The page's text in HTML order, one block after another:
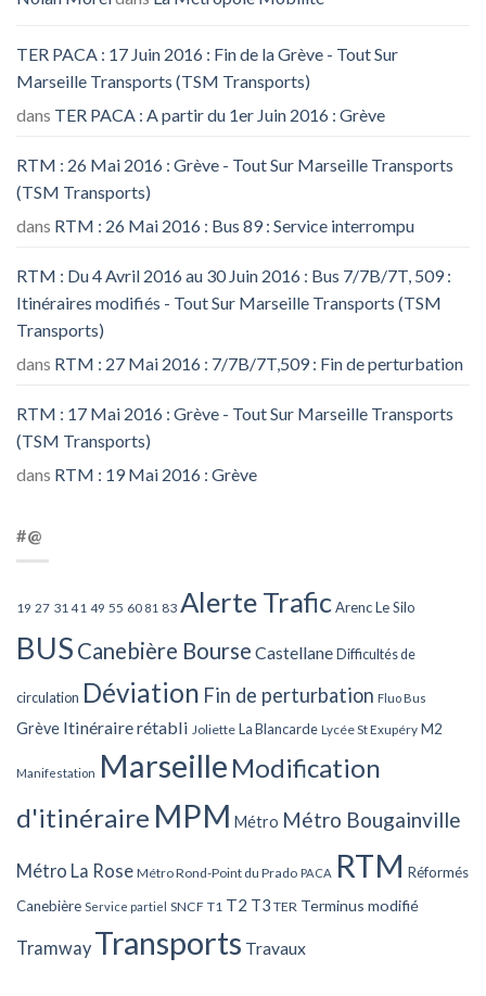
TER PACA : 17 Juin 2016 : Fin de la Grève - Tout Sur
Marseille Transports (TSM Transports)
dans TER PACA : A partir du 1er Juin 2016 : Grève
RTM : 26 Mai 2016 : Grève - Tout Sur Marseille Transports
(TSM Transports)
dans RTM : 26 Mai 2016 : Bus 89 : Service interrompu
RTM : Du 4 Avril 2016 au 30 Juin 2016 : Bus 7/7B/7T, 509 :
Itinéraires modifiés - Tout Sur Marseille Transports (TSM
Transports)
dans RTM : 27 Mai 2016 : 7/7B/7T,509 : Fin de perturbation
RTM : 17 Mai 2016 : Grève - Tout Sur Marseille Transports
(TSM Transports)
dans RTM : 19 Mai 2016 : Grève
#@
19 27 31 41 49 55 60 81 83 Alerte TraficArenc Le Silo
BUS Canebière Bourse Castellane Difficultés de
circulation Déviation Fin de perturbation Fluo Bus
Grève Itinéraire rétabli Joliette La Blancarde Lycée St Exupéry M2
Manifestation Marseille Modification
d'itinéraire MPM Métro Métro Bougainville
Métro La Rose Métro Rond-Point du Prado PACA RTM Réformés
Canebière Service partiel SNCF T1 T2 T3 TER Terminus modifié
Tramway Transports Travaux